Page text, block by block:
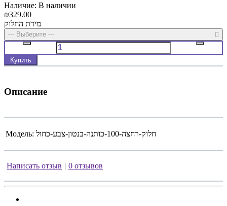
Наличие: В наличии
₪329.00
מידת החלוק
--- Выберите ---
Купить
Описание
Модель: חלוק-רחצה-100-כותנה-בנטון-צבע-כחול
Написать отзыв | 0 отзывов